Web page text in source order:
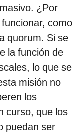
¿Por
como
quorum. Si se
la función de
lo que se
misión no
los
curso, que los
puedan ser